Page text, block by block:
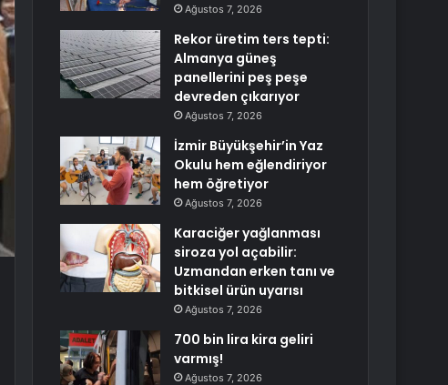
Ağustos 7, 2026
Rekor üretim ters tepti:
Almanya güneş
panellerini peş peşe
devreden çıkarıyor
Ağustos 7, 2026
İzmir Büyükşehir’in Yaz
Okulu hem eğlendiriyor
hem öğretiyor
Ağustos 7, 2026
Karaciğer yağlanması
siroza yol açabilir:
Uzmandan erken tanı ve
bitkisel ürün uyarısı
Ağustos 7, 2026
700 bin lira kira geliri
varmış!
Ağustos 7, 2026